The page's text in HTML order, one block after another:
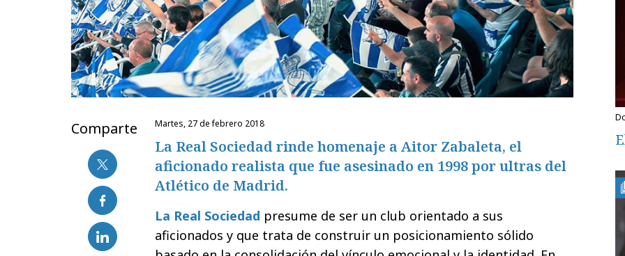
Comparte martes, 27 de febrero 2018
La Real Sociedad rinde homenaje a Aitor Zabaleta, el
aficionado realista que fue asesinado en 1998 por ultras del
Atlético de Madrid.
La Real Sociedad presume de ser un club orientado a sus
aficionados y que trata de construir un posicionamiento sólido